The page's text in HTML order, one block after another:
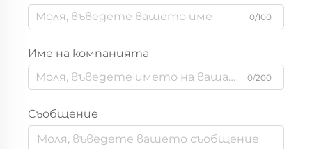
0/100
Име на компанията
0/200
Съобщение